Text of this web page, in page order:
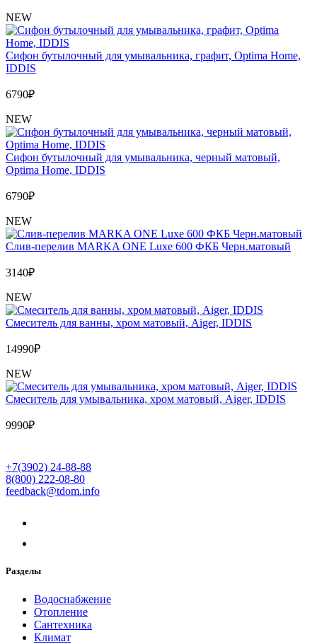
NEW
Сифон бутылочный для умывальника, графит, Optima Home,
IDDIS
6790₽
NEW
Сифон бутылочный для умывальника, черный матовый,
Optima Home, IDDIS
6790₽
NEW
Слив-перелив MARKA ONE Luxe 600 ФКБ Черн.матовый
3140₽
NEW
Cмеситель для ванны, хром матовый, Aiger, IDDIS
14990₽
NEW
Cмеситель для умывальника, хром матовый, Aiger, IDDIS
9990₽
+7(3902) 24-88-88
8(800) 222-08-80
feedback@tdom.info
Разделы
Водоснабжение
Отопление
Сантехника
Климат